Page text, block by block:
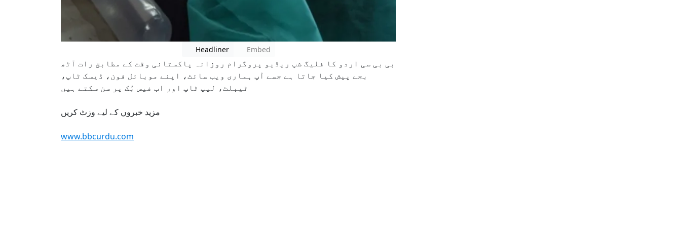
Headliner Embed
بی بی سی اردو کا فلیگ شپ ریڈیو پروگرام روزانہ پاکستانی وقت کے مطابق رات آٹھ
بجے پیش کیا جاتا ہے جسے آپ ہماری ویب سائٹ، اپنے موبائل فون، ڈیسک ٹاپ،
ٹیبلٹ، لیپ ٹاپ اور اب فیس بُک پر سن سکتے ہیں
www.bbcurdu.com